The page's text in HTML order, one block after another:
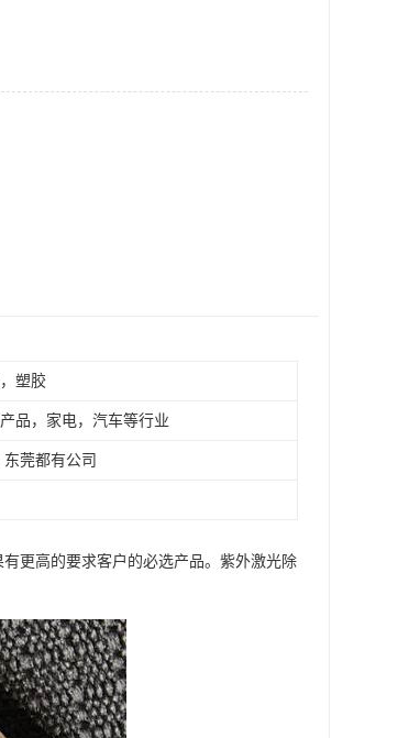
塑胶
品，家电，汽车等行业
东莞都有公司
更高的要求客户的必选产品。紫外激光除